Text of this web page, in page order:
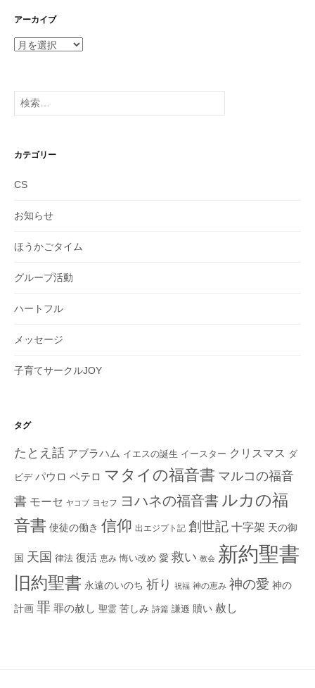
アーカイブ
ア
イ
ブ
検
索:
カテゴリー
CS
お知らせ
ほうかごタイム
グループ活動
ハートフル
メッセージ
子育てサークルJOY
タグ
たとえ話 アブラハム イエスの誕生 イースター クリスマス ダ
ビデ パウロ ペテロ マタイの福音書 マルコの福音
書 モーセ ヤコブ ヨセフ ヨハネの福音書 ルカの福
音書 使徒の働き 信仰 出エジプト記 創世記 十字架 天の御
国 天国 律法 復活 恵み 悔い改め 愛 救い 教会 新約聖書
旧約聖書 永遠のいのち 祈り 祝福 神の恵み 神の愛 神の
計画 罪 罪の赦し 聖霊 苦しみ 詩篇 謙遜 贖い 赦し